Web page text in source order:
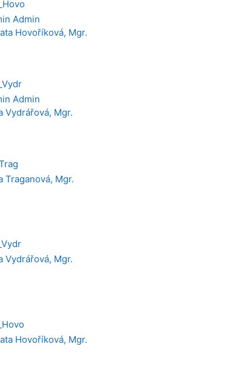
Admin
Hovoříková, Mgr.
Admin
Vydrářová, Mgr.
Traganová, Mgr.
Vydrářová, Mgr.
Hovoříková, Mgr.